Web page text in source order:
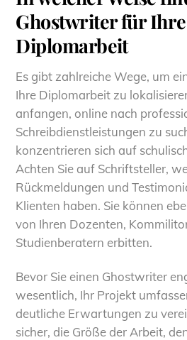
Ghostwriter für Ihre
Diplomarbeit
Es gibt zahlreiche Wege, um
Ihre Diplomarbeit zu
anfangen, online nach
Schreibdienstleistungen zu
konzentrieren sich auf
Achten Sie auf Schriftsteller,
Rückmeldungen und
Klienten haben. Sie können
von Ihren Dozenten,
Studienberatern erbitten.
Bevor Sie einen Ghostwriter
wesentlich, Ihr Projekt
deutliche Erwartungen zu
sicher, die Größe der Arbeit,